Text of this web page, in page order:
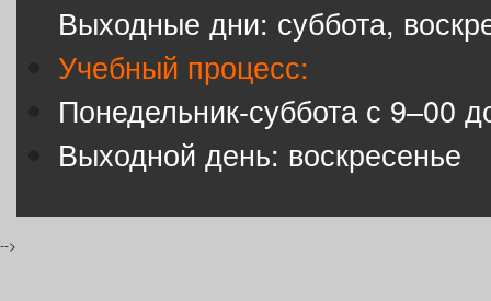
Выходные дни: суббота,
Учебный процесс:
Понедельник-суббота с 9–00
Выходной день: воскресенье
-->